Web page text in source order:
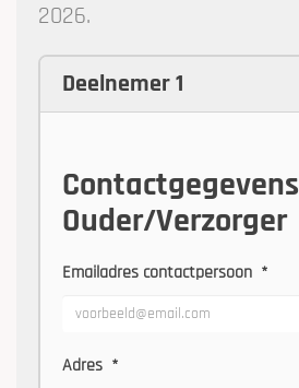
2026.
Deelnemer 1
Contactgegevens
Ouder/Verzorger
Emailadres contactpersoon *
Adres *